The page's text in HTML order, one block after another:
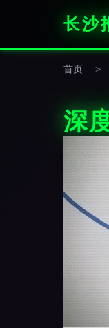
长沙
首页 >
深